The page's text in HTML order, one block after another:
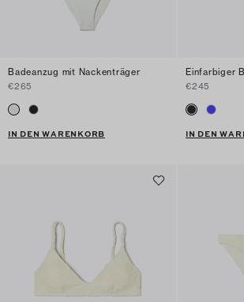
Badeanzug mit Nackenträger
€265
IN DEN WARENKORB
Einfarbiger
€245
IN DEN